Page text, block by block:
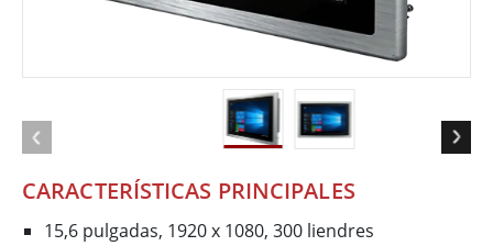
CARACTERÍSTICAS PRINCIPALES
15,6 pulgadas, 1920 x 1080, 300 liendres